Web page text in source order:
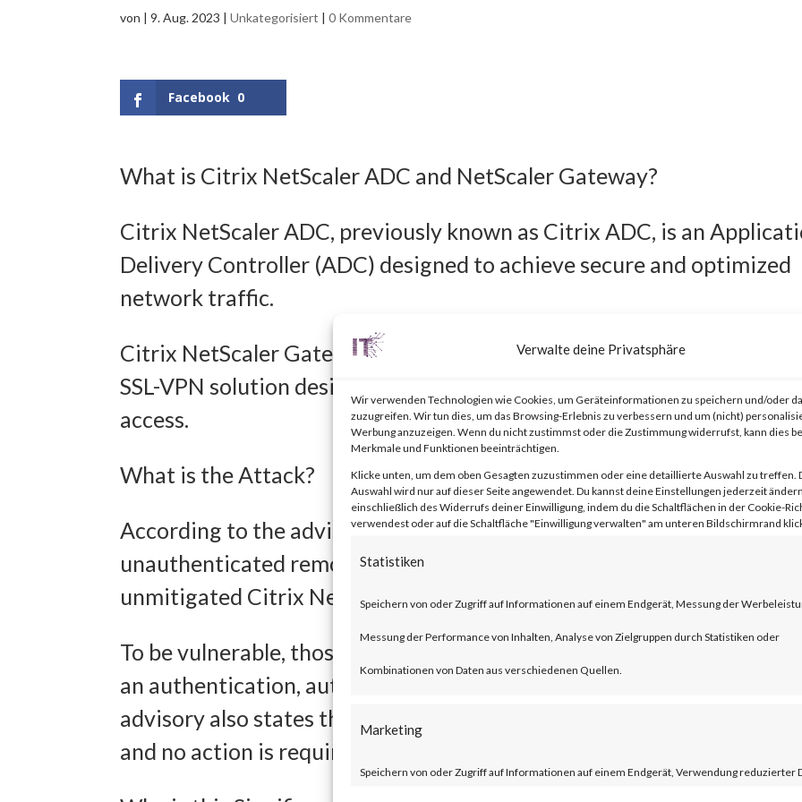
Verwalte deine Privatsphäre
Wir verwenden Technologien wie Cookies, um Geräteinformationen zu speichern und/oder
zuzugreifen. Wir tun dies, um das Browsing-Erlebnis zu verbessern und um (nicht)
Werbung anzuzeigen. Wenn du nicht zustimmst oder die Zustimmung widerrufst, kann dies
Merkmale und Funktionen beeinträchtigen.
Klicke unten, um dem oben Gesagten zuzustimmen oder eine detaillierte Auswahl zu treffen.
Auswahl wird nur auf dieser Seite angewendet. Du kannst deine Einstellungen jederzeit ändern,
einschließlich des Widerrufs deiner Einwilligung, indem du die Schaltflächen in der Cookie-
verwendest oder auf die Schaltfläche "Einwilligung verwalten" am unteren Bildschirmrand
Statistiken
Speichern von oder Zugriff auf Informationen auf einem Endgerät, Messung der
Messung der Performance von Inhalten, Analyse von Zielgruppen durch Statistiken oder
Kombinationen von Daten aus verschiedenen Quellen.
Marketing
Speichern von oder Zugriff auf Informationen auf einem Endgerät, Verwendung reduzierter
von |9. Aug. 2023 |Unkategorisiert |0 Kommentare
Facebook 0
What is Citrix NetScaler ADC and NetScaler Gateway?
Citrix NetScaler ADC, previously known as Citrix ADC, is an
Delivery Controller (ADC) designed to achieve secure and optimized
network traffic.
Citrix NetScaler Gateway, previously known as Citrix Gateway, is an
SSL-VPN solution designed to provide secure and optimized remote
access.
What is the Attack?
According to the advisory published by Citrix, CVE-2023-3519 is an
unauthenticated remote code execution vulnerability that affects the
unmitigated Citrix NetScaler ADC and NetScaler Gateway products.
To be vulnerable, those products must be configured as a gateway or
an authentication, authorization and auditing (AAA) virtual server.
advisory also states that Citrix managed servers are already mitigated
and no action is required.